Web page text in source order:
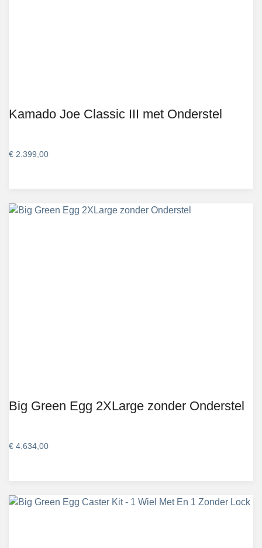
Kamado Joe Classic III met Onderstel
€ 2.399,00
Big Green Egg 2XLarge zonder Onderstel
€ 4.634,00